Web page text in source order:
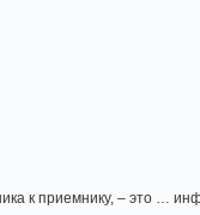
к приемнику, – это …